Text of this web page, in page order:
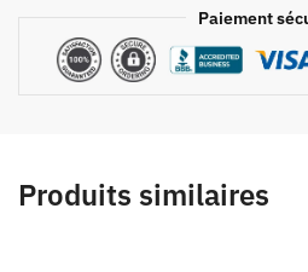
Paiement
Produits similaires